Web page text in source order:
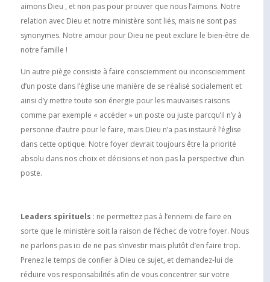
aimons Dieu , et non pas pour prouver que nous l’aimons. Notre
relation avec Dieu et notre ministère sont liés, mais ne sont pas
synonymes. Notre amour pour Dieu ne peut exclure le bien-être de
notre famille !
Un autre piège consiste à faire consciemment ou inconsciemment
d’un poste dans l’église une manière de se réalisé socialement et
ainsi d’y mettre toute son énergie pour les mauvaises raisons
comme par exemple « accéder » un poste ou juste parcqu’il n’y à
personne d’autre pour le faire, mais Dieu n’a pas instauré l’église
dans cette optique. Notre foyer devrait toujours être la priorité
absolu dans nos choix et décisions et non pas la perspective d’un
poste.
Leaders spirituels : ne permettez pas à l’ennemi de faire en
sorte que le ministère soit la raison de l’échec de votre foyer. Nous
ne parlons pas ici de ne pas s’investir mais plutôt d’en faire trop.
Prenez le temps de confier à Dieu ce sujet, et demandez-lui de
réduire vos responsabilités afin de vous concentrer sur votre